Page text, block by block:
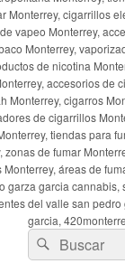
Monterrey, cigarrillos
vapeo Monterrey,
Monterrey,
de nicotina
accesorios de
Monterrey, cigarros
de cigarrillos
tiendas para
zonas de fumar
Monterrey, áreas de
garza garcia
del valle san
garcia,
Buscar
por:
Buscar